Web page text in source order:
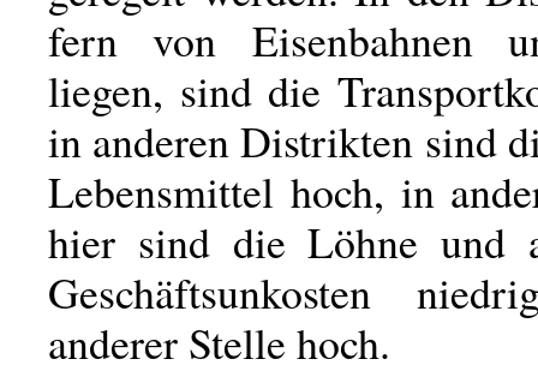
fern von Eisenbahnen
liegen, sind die
in anderen Distrikten sind
Lebensmittel hoch, in
hier sind die Löhne und
Geschäftsunkosten
anderer Stelle hoch.